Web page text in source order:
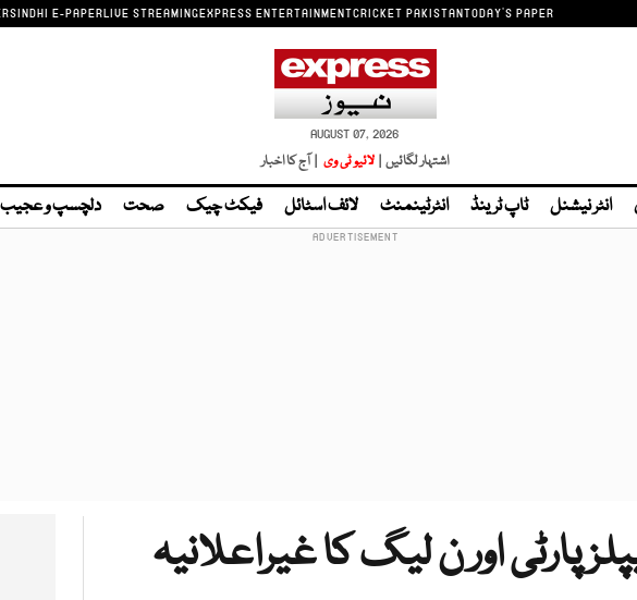
SINDHI E-PAPERLIVE STREAMINGEXPRESS ENTERTAINMENTCRICKET PAKISTANTODAY'S PAPER
AUGUST 07, 2026
اشتہار لگائیں | لائیو ٹی وی | آج کا اخبار
انٹر نیشنل ٹاپ ٹرینڈ انٹرٹینمنٹ لائف اسٹائل فیکٹ چیک صحت دلچسپ و عجیب
پارٹی اور ن لیگ کا غیراعلانیہ